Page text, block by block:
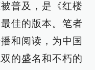
普及，是《红楼
佳的版本。笔者
和阅读，为中国
的盛名和不朽的